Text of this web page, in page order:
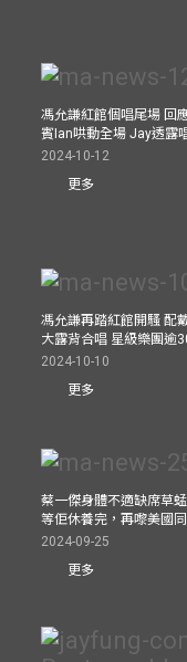
馮允謙紅館個唱尾場 回
賓Ian哄動全場 Jay透露
2024-10-12
更多
馮允謙再踏紅館開騷 配
大露背合唱 星級樂團逾
2024-10-10
更多
蔡一傑身體不適缺席草
等佢休養完，再嚟美國
2024-09-25
更多